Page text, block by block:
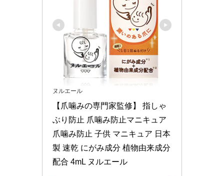
ヌルエール
【爪噛みの専門家監修】 指しゃ
ぶり防止 爪噛み防止マニキュア
爪噛み防止 子供 マニキュア 日本
製 速乾 にがみ成分 植物由来成分
配合 4mL ヌルエール